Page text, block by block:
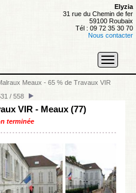
Elyzia
31 rue du Chemin de fer
59100 Roubaix
Tél : 09 72 35 30 70
Nous contacter
Toggle
Meaux - 65 % de Travaux VIR
/ 558
VIR - Meaux (77)
terminée